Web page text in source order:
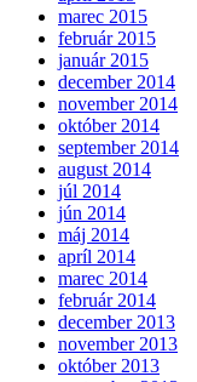
marec 2015
február 2015
január 2015
december 2014
november 2014
október 2014
september 2014
august 2014
júl 2014
jún 2014
máj 2014
apríl 2014
marec 2014
február 2014
december 2013
november 2013
október 2013